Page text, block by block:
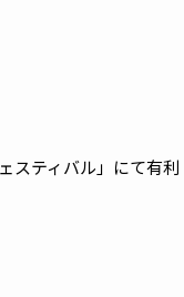
スティバル」にて有利